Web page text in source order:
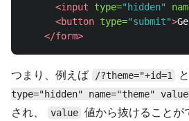
<input
type="hidden"
<button type="submit">
</form>
つまり、例えば /?theme="+id=1
type="hidden" name="theme"
され、
value 値から抜けること